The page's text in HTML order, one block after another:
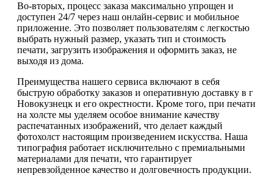
Во-вторых, процесс заказа максимально упрощен и
доступен 24/7 через наш онлайн-сервис и мобильное
приложение. Это позволяет пользователям с легкостью
выбрать нужный размер, указать тип и стоимость
печати, загрузить изображения и оформить заказ, не
выходя из дома.
Преимущества нашего сервиса включают в себя
быструю обработку заказов и оперативную доставку в г
Новокузнецк и его окрестности. Кроме того, при печати
на холсте мы уделяем особое внимание качеству
распечатанных изображений, что делает каждый
фотохолст настоящим произведением искусства. Наша
типография работает исключительно с премиальными
материалами для печати, что гарантирует
непревзойденное качество и долговечность продукции.